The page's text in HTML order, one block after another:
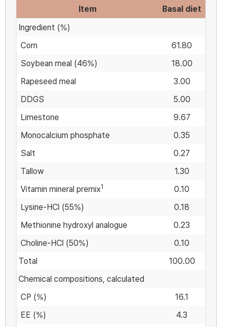
Item
Basal diet
Ingredient (%)
Corn
61.80
Soybean meal (46%)
18.00
Rapeseed meal
3.00
DDGS
5.00
Limestone
9.67
Monocalcium phosphate
0.35
Salt
0.27
Tallow
1.30
Vitamin mineral premix1
0.10
Lysine-HCl (55%)
0.18
Methionine hydroxyl analogue
0.23
Choline-HCl (50%)
0.10
Total
100.00
Chemical compositions, calculated
CP (%)
16.1
EE (%)
4.3